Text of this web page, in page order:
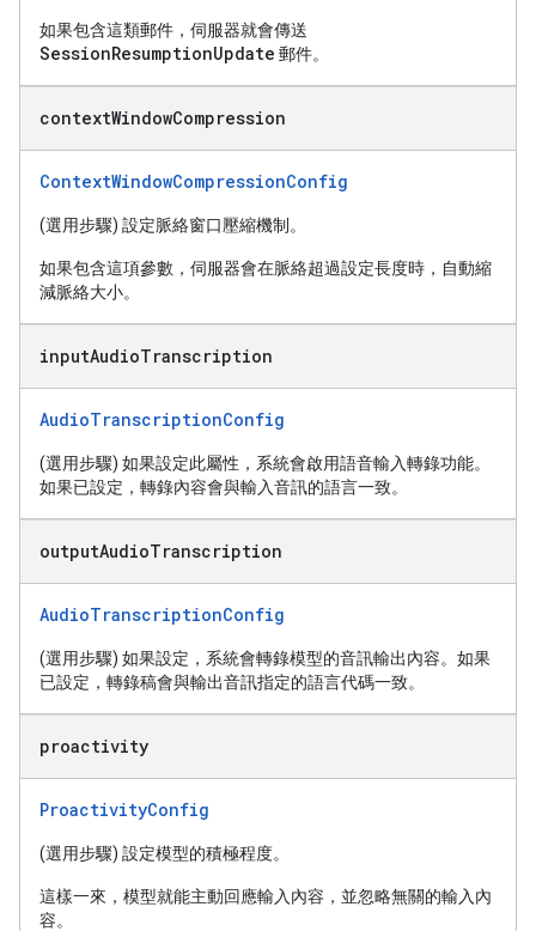
如果包含這類郵件，伺服器就會傳送
SessionResumptionUpdate 郵件。
contextWindowCompression
ContextWindowCompressionConfig
(選用步驟) 設定脈絡窗口壓縮機制。
如果包含這項參數，伺服器會在脈絡超過設定長度時，自動縮
減脈絡大小。
inputAudioTranscription
AudioTranscriptionConfig
(選用步驟) 如果設定此屬性，系統會啟用語音輸入轉錄功能。
如果已設定，轉錄內容會與輸入音訊的語言一致。
outputAudioTranscription
AudioTranscriptionConfig
(選用步驟) 如果設定，系統會轉錄模型的音訊輸出內容。如果
已設定，轉錄稿會與輸出音訊指定的語言代碼一致。
proactivity
ProactivityConfig
(選用步驟) 設定模型的積極程度。
這樣一來，模型就能主動回應輸入內容，並忽略無關的輸入內
容。